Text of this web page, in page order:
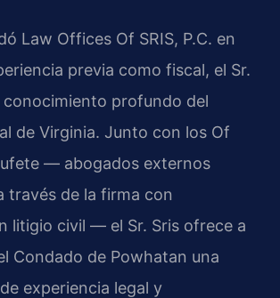
Law Offices Of SRIS, P.C. en
previa como fiscal, el Sr.
conocimiento profundo del
de Virginia. Junto con los Of
— abogados externos
través de la firma con
litigio civil — el Sr. Sris ofrece a
Condado de Powhatan una
experiencia legal y